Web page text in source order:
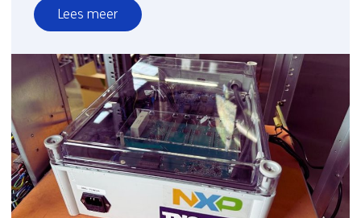
Lees meer
over
Van
lab
naar
ijsvlakte:
hoe
TNO
batterij-
innovatie
versnelt